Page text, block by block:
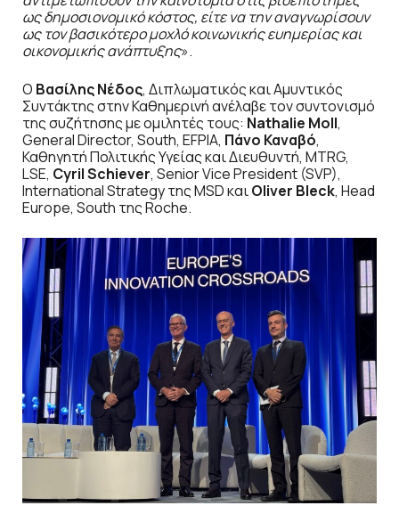
ως δημοσιονομικό κόστος, είτε να την αναγνωρίσουν
ως τον βασικότερο μοχλό κοινωνικής ευημερίας και
οικονομικής ανάπτυξης».
Ο Βασίλης Νέδος, Διπλωματικός και Αμυντικός
Συντάκτης στην Καθημερινή ανέλαβε τον συντονισμό
της συζήτησης με ομιλητές τους: Nathalie Moll,
General Director, South, EFPIA, Πάνο Καναβό,
Καθηγητή Πολιτικής Υγείας και Διευθυντή, MTRG,
LSE, Cyril Schiever, Senior Vice President (SVP),
International Strategy της MSD καιOliver Bleck, Head
Europe, South της Roche.